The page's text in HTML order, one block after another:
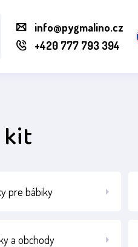
info@pygmalino.cz
+420 777 793 394
pre bábiky
a obchody